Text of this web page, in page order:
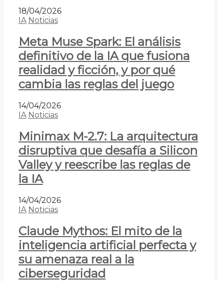
18/04/2026
IA Noticias
Meta Muse Spark: El análisis
definitivo de la IA que fusiona
realidad y ficción, y por qué
cambia las reglas del juego
14/04/2026
IA Noticias
Minimax M-2.7: La arquitectura
disruptiva que desafía a Silicon
Valley y reescribe las reglas de
la IA
14/04/2026
IA Noticias
Claude Mythos: El mito de la
inteligencia artificial perfecta y
su amenaza real a la
ciberseguridad